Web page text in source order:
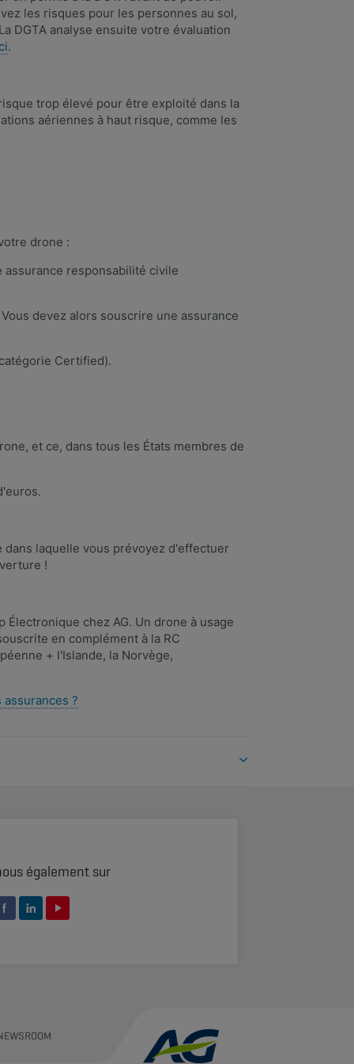
les risques pour les personnes au sol,
DGTA analyse ensuite votre évaluation
. ​
trop élevé pour être exploité dans la
aériennes à haut risque, comme les
drone :
assurance responsabilité civile
devez alors souscrire une assurance
Certified).
et ce, dans tous les États membres de
laquelle vous prévoyez d'effectuer
!
chez AG. Un drone à usage
en complément à la RC
+ l'Islande, la Norvège,
?
également sur